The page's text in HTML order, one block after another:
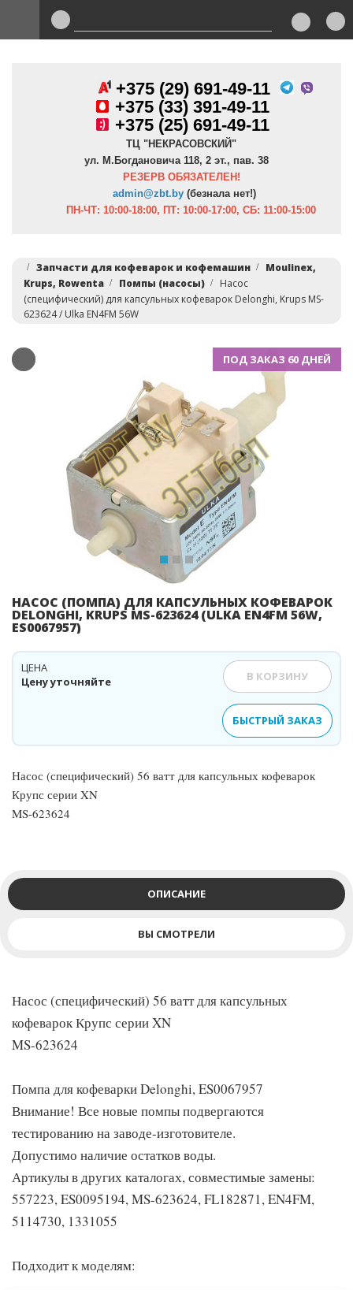
+375 (29) 691-49-11
+375 (33) 391-49-11
+375 (25) 691-49-11
ТЦ "НЕКРАСОВСКИЙ"
ул. М.Богдановича 118, 2 эт., пав. 38
РЕЗЕРВ ОБЯЗАТЕЛЕН!
admin@zbt.by (безнала нет!)
ПН-ЧТ: 10:00-18:00, ПТ: 10:00-17:00, СБ: 11:00-15:00
Запчасти для кофеварок и кофемашин
Moulinex,
Krups, Rowenta
Помпы (насосы)
Насос
(специфический) для капсульных кофеварок Delonghi, Krups MS-
623624 / Ulka EN4FM 56W
ПОД ЗАКАЗ 60 ДНЕЙ
НАСОС (ПОМПА) ДЛЯ КАПСУЛЬНЫХ КОФЕВАРОК
DELONGHI, KRUPS MS-623624 (ULKA EN4FM 56W,
ES0067957)
Цену уточняйте
ЦЕНА
В КОРЗИНУ
БЫСТРЫЙ ЗАКАЗ
Насос (специфический) 56 ватт для капсульных кофеварок
Крупс серии XN
MS-623624
ОПИСАНИЕ
ВЫ СМОТРЕЛИ
Насос (специфический) 56 ватт для капсульных
кофеварок Крупс серии XN
MS-623624
Помпа для кофеварки Delonghi, ES0067957
Внимание! Все новые помпы подвергаются
тестированию на заводе-изготовителе.
Допустимо наличие остатков воды.
Артикулы в других каталогах, совместимые замены:
557223, ES0095194, MS-623624, FL182871, EN4FM,
5114730, 1331055
Подходит к моделям: